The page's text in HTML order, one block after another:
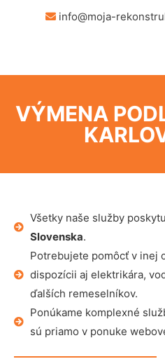
info@moja-
VÝMENA
Všetky naše služby
Slovenska.
Potrebujete pomôcť v inej
dispozícii aj elektrikára,
ďalších remeselníkov.
Ponúkame komplexné
sú priamo v ponuke